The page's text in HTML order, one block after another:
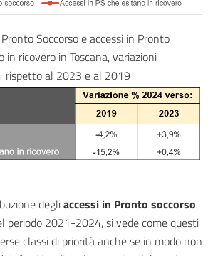
Soccorso e accessi in Pronto
in ricovero in Toscana, variazioni
rispetto al 2023 e al 2019
degliaccessi in Pronto soccorso
periodo 2021-2024, si vede come questi
classi di priorità anche se in modo non